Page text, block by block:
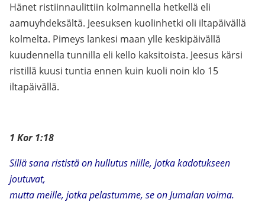
Hänet ristiinnaulittiin kolmannella hetkellä eli
aamuyhdeksältä. Jeesuksen kuolinhetki oli iltapäivällä
kolmelta. Pimeys lankesi maan ylle keskipäivällä
kuudennella tunnilla eli kello kaksitoista. Jeesus kärsi
ristillä kuusi tuntia ennen kuin kuoli noin klo 15
iltapäivällä.
1 Kor 1:18
Sillä sana rististä on hullutus niille, jotka kadotukseen
joutuvat,
mutta meille, jotka pelastumme, se on Jumalan voima.